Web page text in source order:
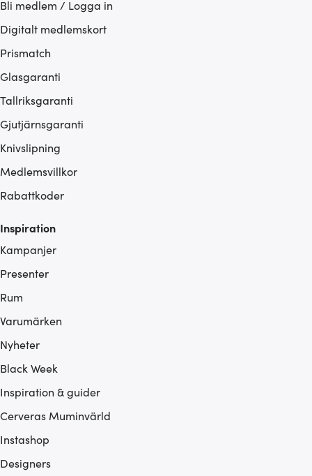
Bli medlem / Logga in
Digitalt medlemskort
Prismatch
Glasgaranti
Tallriksgaranti
Gjutjärnsgaranti
Knivslipning
Medlemsvillkor
Rabattkoder
Inspiration
Kampanjer
Presenter
Rum
Varumärken
Nyheter
Black Week
Inspiration & guider
Cerveras Muminvärld
Instashop
Designers